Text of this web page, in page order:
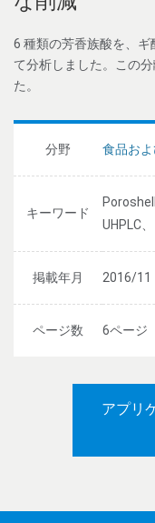
6 種類の芳香族酸を、
て分析しました。この
た。
分野 食品お
キーワード
UHPLC
掲載年月 2016/11
ページ数 6ページ
アプリ